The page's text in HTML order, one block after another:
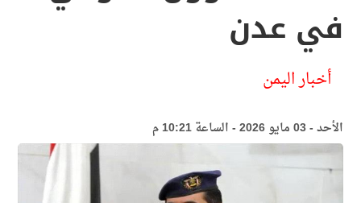
في عدن
أخبار اليمن
الأحد - 03 مايو 2026 - الساعة 10:21 م